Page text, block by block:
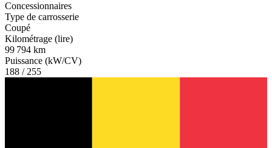
Concessionnaires
Type de carrosserie
Coupé
Kilométrage (lire)
99 794 km
Puissance (kW/CV)
188 / 255